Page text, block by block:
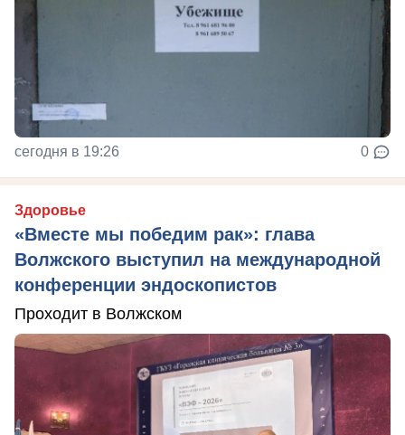
сегодня в 19:26 0
Здоровье
«Вместе мы победим рак»: глава
Волжского выступил на международной
конференции эндоскопистов
Проходит в Волжском